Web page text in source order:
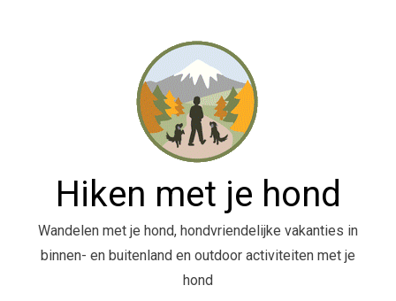
Hiken met je hond
Wandelen met je hond, hondvriendelijke vakanties in
binnen- en buitenland en outdoor activiteiten met je
hond